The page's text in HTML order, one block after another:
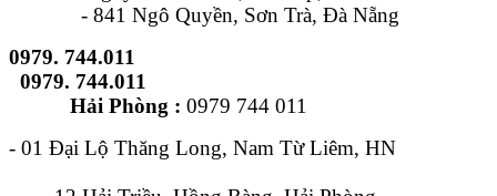
- 841 Ngô Quyền, Sơn Trà, Đà Nẵng
0979. 744.011
0979. 744.011
Hải Phòng : 0979 744 011
- 01 Đại Lộ Thăng Long, Nam Từ Liêm, HN